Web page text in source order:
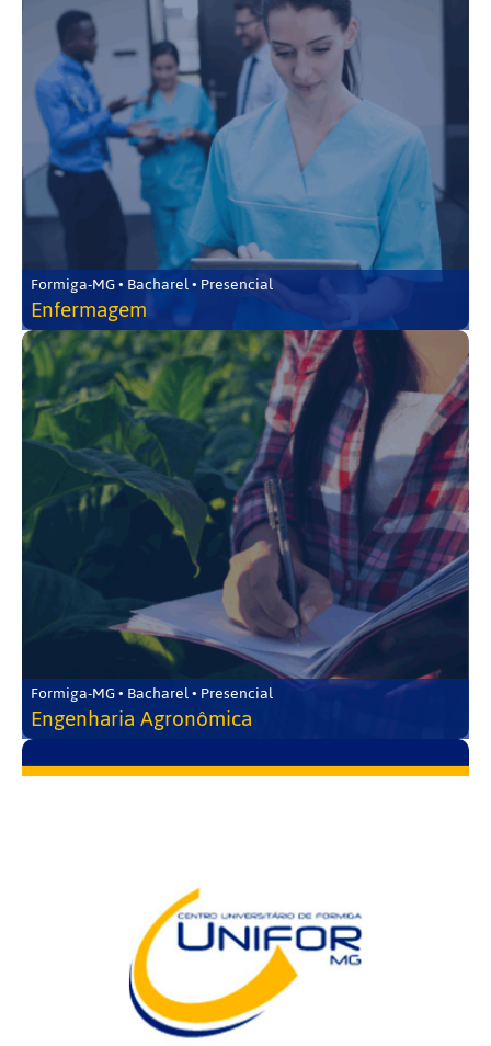
Formiga-MG • Bacharel • Presencial
Enfermagem
Formiga-MG • Bacharel • Presencial
Engenharia Agronômica